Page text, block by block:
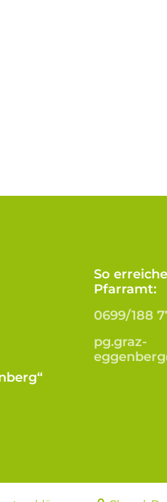
So
Pfarramt:
0699/188
pg.graz-